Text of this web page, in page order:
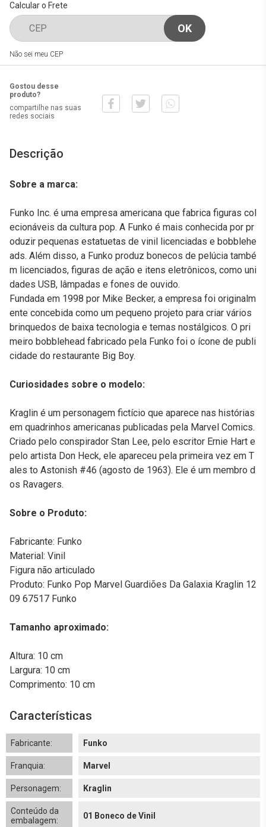
Calcular o Frete
Não sei meu CEP
Gostou desse
produto?
compartilhe nas suas
redes sociais
Descrição
Sobre a marca:
Funko Inc. é uma empresa americana que fabrica figuras col
ecionáveis da cultura pop. A Funko é mais conhecida por pr
oduzir pequenas estatuetas de vinil licenciadas e bobblehe
ads. Além disso, a Funko produz bonecos de pelúcia també
m licenciados, figuras de ação e itens eletrônicos, como uni
dades USB, lâmpadas e fones de ouvido.
Fundada em 1998 por Mike Becker, a empresa foi originalm
ente concebida como um pequeno projeto para criar vários
brinquedos de baixa tecnologia e temas nostálgicos. O pri
meiro bobblehead fabricado pela Funko foi o ícone de publi
cidade do restaurante Big Boy.
Curiosidades sobre o modelo:
Kraglin é um personagem fictício que aparece nas histórias
em quadrinhos americanas publicadas pela Marvel Comics.
Criado pelo conspirador Stan Lee, pelo escritor Ernie Hart e
pelo artista Don Heck, ele apareceu pela primeira vez em T
ales to Astonish #46 (agosto de 1963). Ele é um membro d
os Ravagers.
Sobre o Produto:
Fabricante: Funko
Material: Vinil
Figura não articulado
Produto: Funko Pop Marvel Guardiões Da Galaxia Kraglin 12
09 67517 Funko
Tamanho aproximado:
Altura: 10 cm
Largura: 10 cm
Comprimento: 10 cm
Características
Fabricante: Funko
Franquia: Marvel
Personagem: Kraglin
Conteúdo da
embalagem:
01 Boneco de Vinil